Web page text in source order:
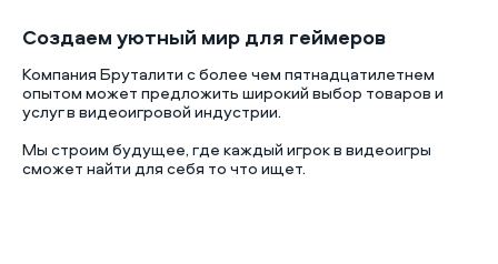
Создаем уютный мир для геймеров
Компания Бруталити с более чем пятнадцатилетнем
опытом может предложить широкий выбор товаров и
услуг в видеоигровой индустрии.
Мы строим будущее, где каждый игрок в видеоигры
сможет найти для себя то что ищет.